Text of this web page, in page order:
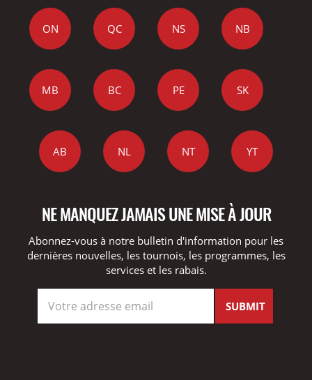
ON QC NS NB
MB BC PE SK
AB NL NT YT
NE MANQUEZ JAMAIS UNE MISE À JOUR
Abonnez-vous à notre bulletin d'information pour les
dernières nouvelles, les tournois, les programmes, les
services et les rabais.